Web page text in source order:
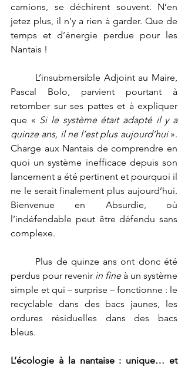
camions, se déchirent souvent. N’en
jetez plus, il n’y a rien à garder. Que de
temps et d’énergie perdue pour les
Nantais !
Pascal Bolo, parvient pourtant à
retomber sur ses pattes et à expliquer
que « Si le système était adapté il y a
quinze ans, il ne l’est plus aujourd’hui ».
Charge aux Nantais de comprendre en
quoi un système inefficace depuis son
lancement a été pertinent et pourquoi il
ne le serait finalement plus aujourd’hui.
Bienvenue en Absurdie, où
l’indéfendable peut être défendu sans
complexe.
perdus pour revenir in fine à un système
simple et qui – surprise – fonctionne : le
recyclable dans des bacs jaunes, les
ordures résiduelles dans des bacs
bleus.
L’écologie à la nantaise : unique… et